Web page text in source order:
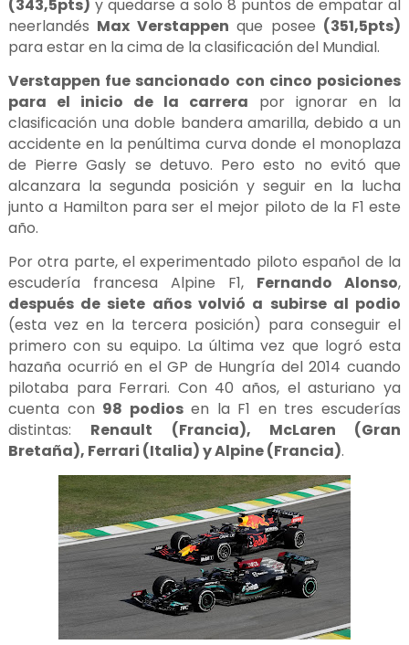
(343,5pts) y quedarse a solo 8 puntos de empatar al
neerlandés Max Verstappen que posee (351,5pts)
para estar en la cima de la clasificación del Mundial.
Verstappen fue sancionado con cinco posiciones
para el inicio de la carrera por ignorar en la
clasificación una doble bandera amarilla, debido a un
accidente en la penúltima curva donde el monoplaza
de Pierre Gasly se detuvo. Pero esto no evitó que
alcanzara la segunda posición y seguir en la lucha
junto a Hamilton para ser el mejor piloto de la F1 este
año.
Por otra parte, el experimentado piloto español de la
escudería francesa Alpine F1, Fernando Alonso,
después de siete años volvió a subirse al podio
(esta vez en la tercera posición) para conseguir el
primero con su equipo. La última vez que logró esta
hazaña ocurrió en el GP de Hungría del 2014 cuando
pilotaba para Ferrari. Con 40 años, el asturiano ya
cuenta con 98 podiosen la F1 en tres escuderías
distintas: Renault (Francia), McLaren (Gran
Bretaña), Ferrari (Italia) y Alpine (Francia).